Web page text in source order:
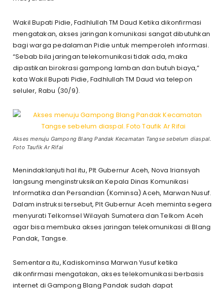
Wakil Bupati Pidie, Fadhlullah TM Daud Ketika dikonfirmasi
mengatakan, akses jaringan komunikasi sangat dibutuhkan
bagi warga pedalaman Pidie untuk memperoleh informasi.
“Sebab bila jaringan telekomunikasi tidak ada, maka
dipastikan birokrasi gampong lamban dan butuh biaya,”
kata Wakil Bupati Pidie, Fadhlullah TM Daud via telepon
seluler, Rabu (30/9).
Akses menuju Gampong Blang Pandak Kecamatan Tangse sebelum diaspal.
Foto Taufik Ar Rifai
Menindaklanjuti hal itu, Plt Gubernur Aceh, Nova Iriansyah
langsung menginstruksikan Kepala Dinas Komunikasi
Informatika dan Persandian (Kominsa) Aceh, Marwan Nusuf.
Dalam instruksi tersebut, Plt Gubernur Aceh meminta segera
menyurati Telkomsel Wilayah Sumatera dan Telkom Aceh
agar bisa membuka akses jaringan telekomunikasi di Blang
Pandak, Tangse.
Sementara itu, Kadiskominsa Marwan Yusuf ketika
dikonfirmasi mengatakan, akses telekomunikasi berbasis
internet di Gampong Blang Pandak sudah dapat